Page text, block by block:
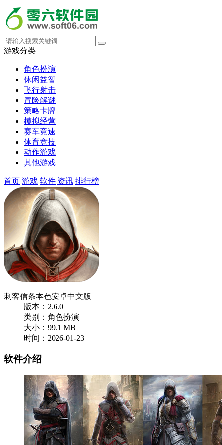
游戏分类
角色扮演
休闲益智
飞行射击
冒险解谜
策略卡牌
模拟经营
赛车竞速
体育竞技
动作游戏
其他游戏
首页 游戏 软件 资讯 排行榜
刺客信条本色安卓中文版
版本：2.6.0
类别：角色扮演
大小：99.1 MB
时间：2026-01-23
软件介绍